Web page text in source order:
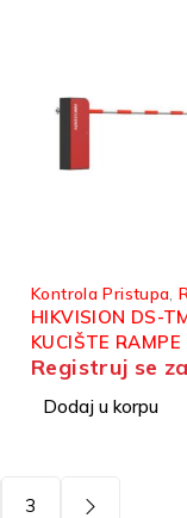
Kontrola Pristupa ,
HIKVISION DS-
KUCIŠTE RAMPE
PRIHVAT RUKE
Registruj se
Dodaj u korpu
3